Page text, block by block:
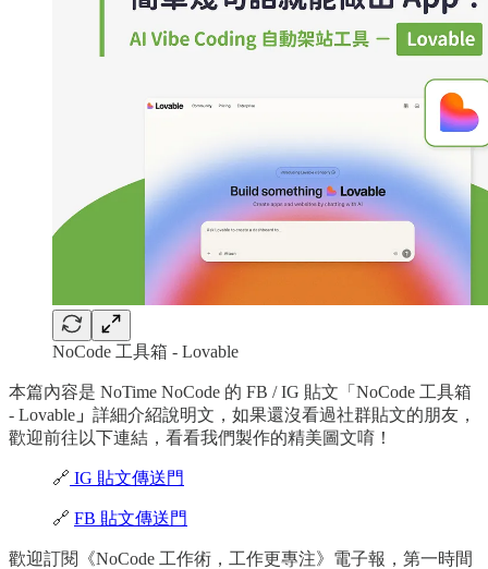
NoCode 工具箱 - Lovable
本篇內容是 NoTime NoCode 的 FB / IG 貼文「NoCode 工具箱
- Lovable 」 詳細介紹說明文，如果還沒看過社群貼文的朋友，
歡迎前往以下連結，看看我們製作的精美圖文唷！
🔗 IG 貼文傳送門
🔗 FB 貼文傳送門
歡迎訂閱《NoCode 工作術，工作更專注》電子報，第一時間